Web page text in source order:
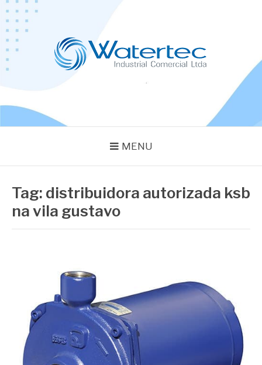
Pular
para
conteúdo
MENU
Tag: distribuidora autorizada ksb
na vila gustavo